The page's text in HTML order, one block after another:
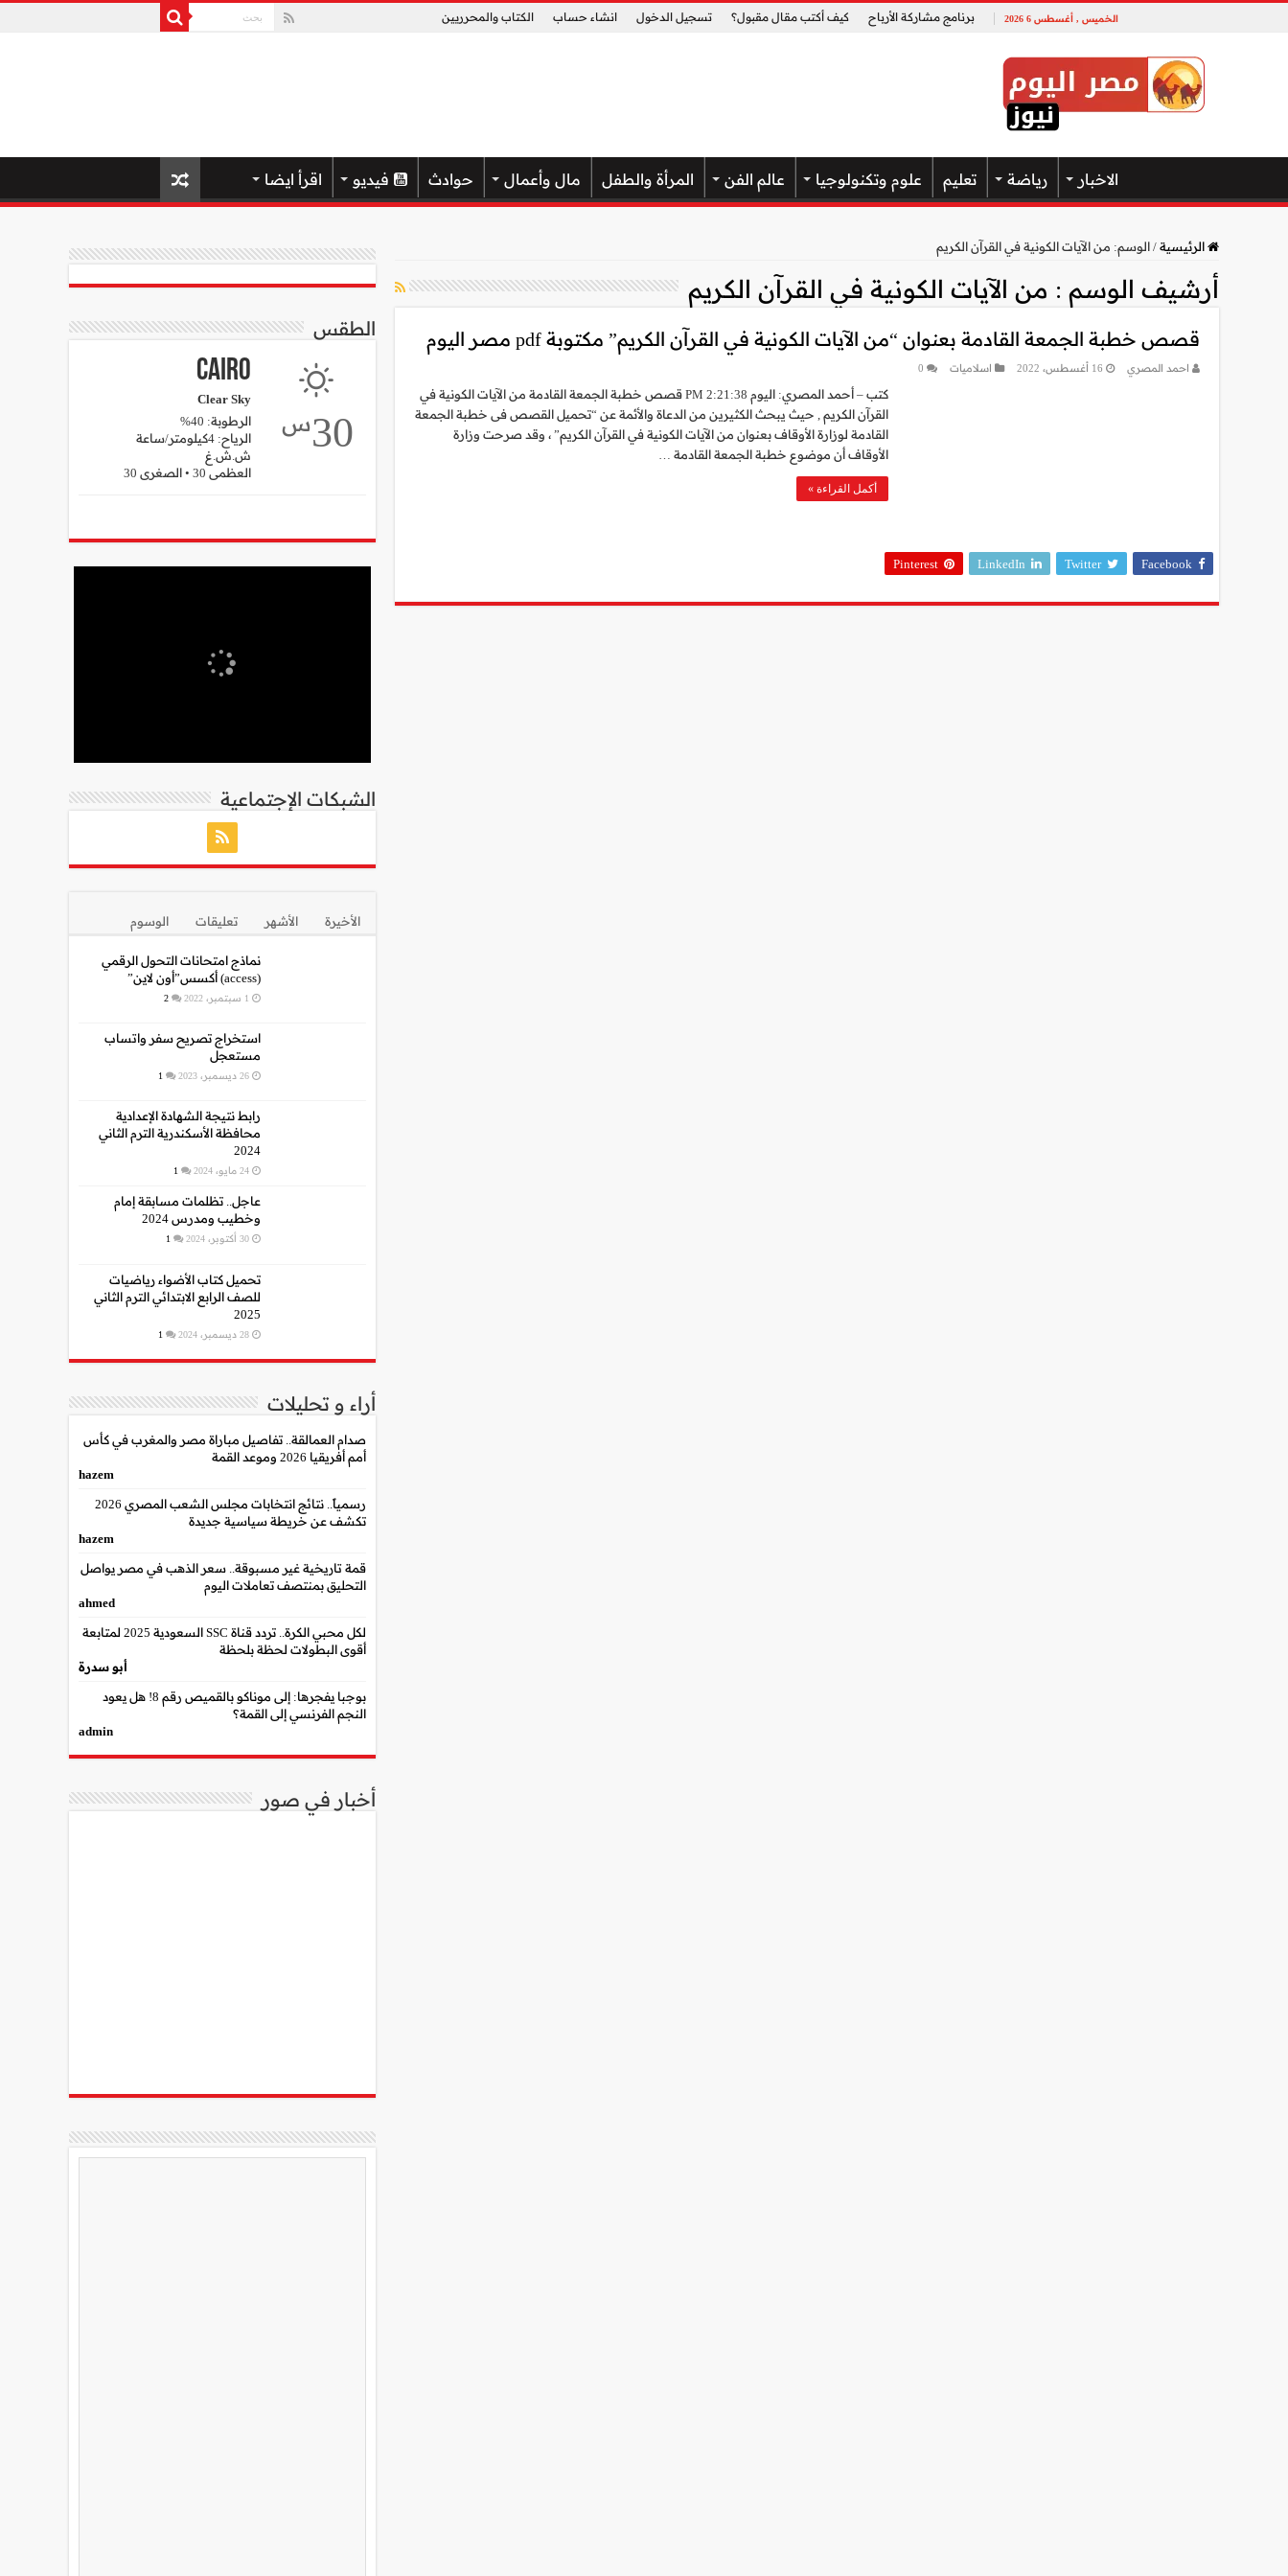
الخميس , أغسطس 6 2026 برنامج مشاركة الأرباح كيف أكتب مقال مقبول؟ تسجيل الدخول انشاء حساب الكتاب والمحرريين
الاخبار رياضة تعليم علوم وتكنولوجيا عالم الفن المرأة والطفل مال وأعمال حوادث فيديو اقرأ ايضا
الرئيسية/الوسم: من الآيات الكونية في القرآن الكريم
أرشيف الوسم : من الآيات الكونية في القرآن الكريم
قصص خطبة الجمعة القادمة بعنوان “من الآيات الكونية في القرآن الكريم” مكتوبة pdf مصر اليوم
احمد المصري 16 أغسطس، 2022 اسلاميات 0
كتب – أحمد المصري: اليوم 2:21:38 PM قصص خطبة الجمعة القادمة من الآيات الكونية في
القرآن الكريم , حيث يبحث الكثيرين من الدعاة والأئمة عن “تحميل القصص فى خطبة الجمعة
القادمة لوزارة الأوقاف بعنوان من الآيات الكونية في القرآن الكريم” ، وقد صرحت وزارة
الأوقاف أن موضوع خطبة الجمعة القادمة …
أكمل القراءة »
Facebook
Twitter
LinkedIn
Pinterest
الطقس
30س
Cairo
Clear Sky
الرطوبة: 40%
الرياح: 4كيلومتر/ساعة
ش.ش.غ
العظمى 30 • الصغرى 30
الشبكات الإجتماعية
الأخيرة الأشهر تعليقات الوسوم
نماذج امتحانات التحول الرقمي
(access) أكسس”أون لاين”
1 سبتمبر، 2022 2
استخراج تصريح سفر واتساب
مستعجل
26 ديسمبر، 2023 1
رابط نتيجة الشهادة الإعدادية
محافظة الأسكندرية الترم الثاني
2024
24 مايو، 2024 1
عاجل.. تظلمات مسابقة إمام
وخطيب ومدرس 2024
30 أكتوبر، 2024 1
تحميل كتاب الأضواء رياضيات
للصف الرابع الابتدائي الترم الثاني
2025
28 ديسمبر، 2024 1
أراء و تحليلات
صدام العمالقة.. تفاصيل مباراة مصر والمغرب في كأس
أمم أفريقيا 2026 وموعد القمة
hazem
رسمياً.. نتائج انتخابات مجلس الشعب المصري 2026
تكشف عن خريطة سياسية جديدة
hazem
قمة تاريخية غير مسبوقة.. سعر الذهب في مصر يواصل
التحليق بمنتصف تعاملات اليوم
ahmed
لكل محبي الكرة.. تردد قناة SSC السعودية 2025 لمتابعة
أقوى البطولات لحظة بلحظة
أبو سدرة
بوجبا يفجرها: إلى موناكو بالقميص رقم 8! هل يعود
النجم الفرنسي إلى القمة؟
admin
أخبار في صور